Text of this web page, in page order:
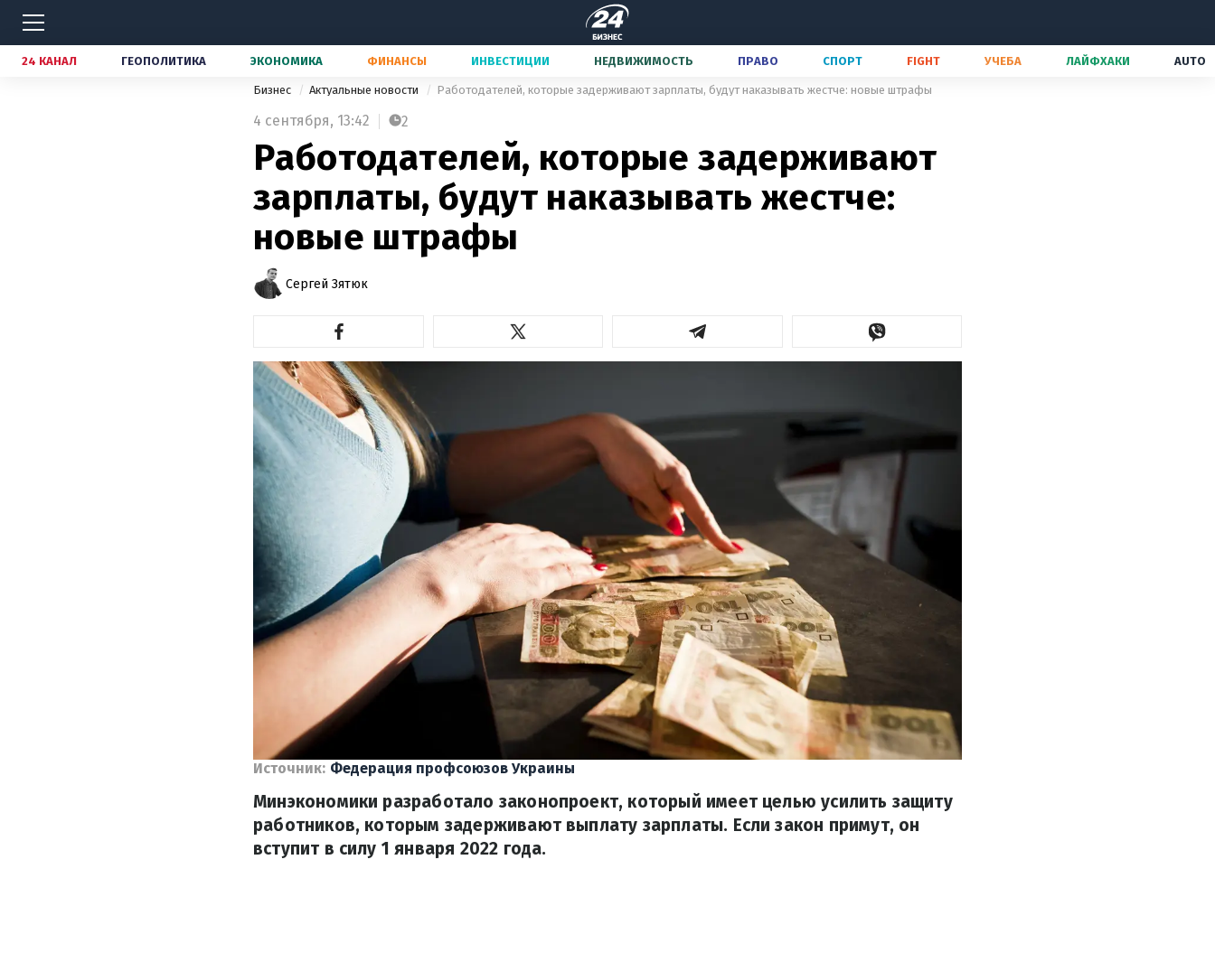
24 КАНАЛ ГЕОПОЛИТИКА ЭКОНОМИКА ФИНАНСЫ ИНВЕСТИЦИИ НЕДВИЖИМОСТЬ ПРАВО СПОРТ FIGHT УЧЕБА ЛАЙФХАКИ AUTO
Бизнес Актуальные новости Работодателей, которые задерживают зарплаты, будут наказывать жестче: новые штрафы
4 сентября, 13:42 2
Работодателей, которые задерживают
зарплаты, будут наказывать жестче:
новые штрафы
Сергей Зятюк
Источник: Федерация профсоюзов Украины
Минэкономики разработало законопроект, который имеет целью усилить защиту
работников, которым задерживают выплату зарплаты. Если закон примут, он
вступит в силу 1 января 2022 года.